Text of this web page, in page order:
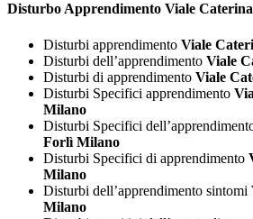
Disturbo Apprendimento Viale
Disturbi apprendimento Viale
Disturbi dell’apprendimento Viale
Disturbi di apprendimento Viale
Disturbi Specifici apprendimento
Milano
Disturbi Specifici
Forlì Milano
Disturbi Specifici di apprendimento
Milano
Disturbi dell’apprendimento sintomi
Milano